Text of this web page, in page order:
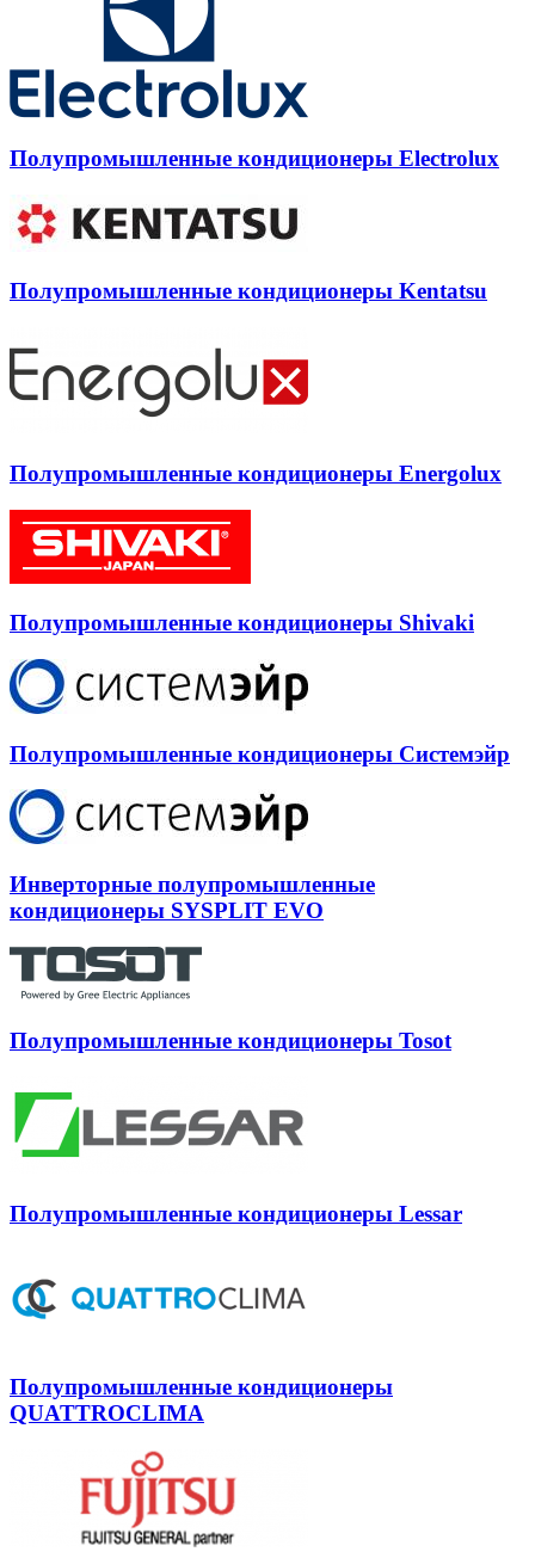
Полупромышленные кондиционеры Electrolux
Полупромышленные кондиционеры Kentatsu
Полупромышленные кондиционеры Energolux
Полупромышленные кондиционеры Shivaki
Полупромышленные кондиционеры Системэйр
Инверторные полупромышленные
кондиционеры SYSPLIT EVO
Полупромышленные кондиционеры Tosot
Полупромышленные кондиционеры Lessar
Полупромышленные кондиционеры
QUATTROCLIMA